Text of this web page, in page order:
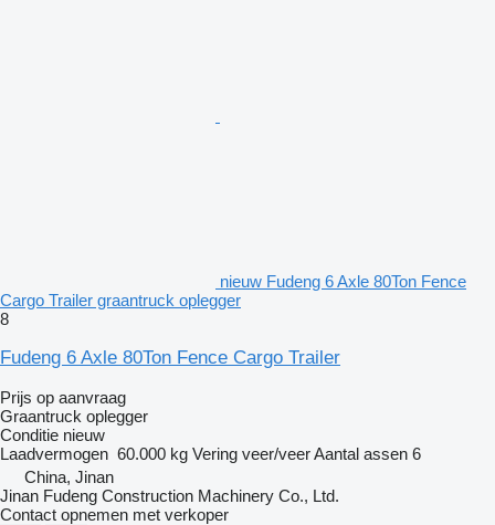
nieuw Fudeng 6 Axle 80Ton Fence
Cargo Trailer graantruck oplegger
8
Fudeng 6 Axle 80Ton Fence Cargo Trailer
Prijs op aanvraag
Graantruck oplegger
Conditie nieuw
Laadvermogen 60.000 kg Vering veer/veerAantal assen 6
China, Jinan
Jinan Fudeng Construction Machinery Co., Ltd.
Contact opnemen met verkoper